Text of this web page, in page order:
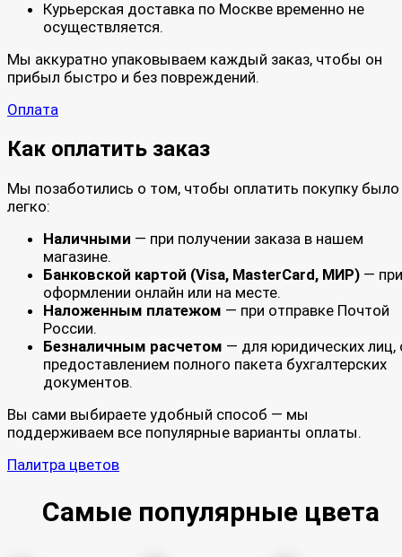
Курьерская доставка по Москве временно не
осуществляется.
Мы аккуратно упаковываем каждый заказ, чтобы он
прибыл быстро и без повреждений.
Оплата
Как оплатить заказ
Мы позаботились о том, чтобы оплатить покупку было
легко:
Наличными — при получении заказа в нашем
магазине.
Банковской картой (Visa, MasterCard, МИР) — при
оформлении онлайн или на месте.
Наложенным платежом — при отправке Почтой
России.
Безналичным расчетом — для юридических лиц,
предоставлением полного пакета бухгалтерских
документов.
Вы сами выбираете удобный способ — мы
поддерживаем все популярные варианты оплаты.
Палитра цветов
Самые популярные цвета